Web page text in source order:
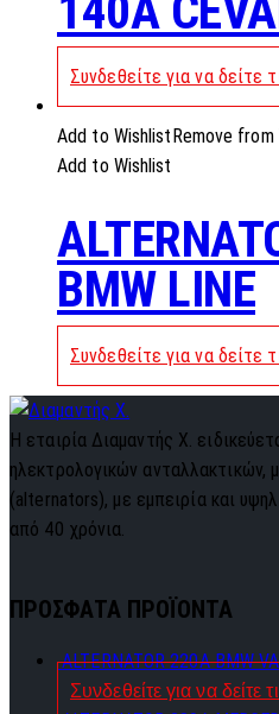
Συνδεθείτε για να δείτε
Add to Wishlist Remove from
Add to Wishlist
BMW LINE
Συνδεθείτε για να δείτε
Η εταιρία Διαμαντής Χ.
ηλεκτρολογικών ανταλλακτικών,
(alternators), με εμπειρία και
από 40 χρόνια.
ΠΡΟΣΦΑΤΑ ΠΡΟΪΟΝΤΑ
ALTERNATOR 220A BMW
Συνδεθείτε για να δείτε